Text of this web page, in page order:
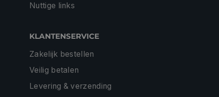
Nuttige links
KLANTENSERVICE
Zakelijk bestellen
Veilig betalen
Levering & verzending